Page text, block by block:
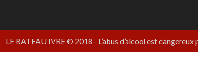
LE BATEAU IVRE © 2018 - L’abus d’alcool est